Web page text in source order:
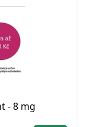
- 8 mg